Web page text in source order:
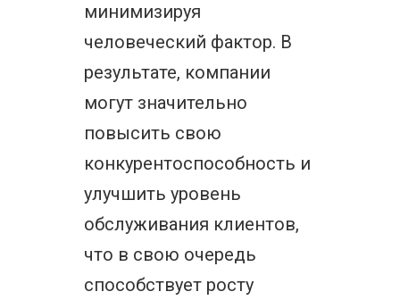
минимизируя
человеческий фактор. В
результате, компании
могут значительно
повысить свою
конкурентоспособность и
улучшить уровень
обслуживания клиентов,
что в свою очередь
способствует росту